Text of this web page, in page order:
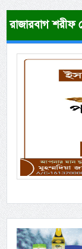
রাজারবাগ শরীফ